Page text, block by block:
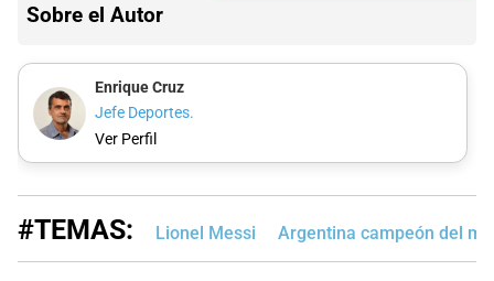
Sobre el Autor
Enrique Cruz
Jefe Deportes.
Ver Perfil
#TEMAS: Lionel Messi Argentina campeón del